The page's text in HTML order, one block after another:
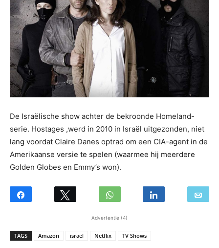
De Israëlische show achter de bekroonde Homeland-
serie. Hostages ,werd in 2010 in Israël uitgezonden, niet
lang voordat Claire Danes optrad om een CIA-agent in de
Amerikaanse versie te spelen (waarmee hij meerdere
Golden Globes en Emmy’s won).
Advertentie (4)
TAGS Amazon israel Netflix TV Shows